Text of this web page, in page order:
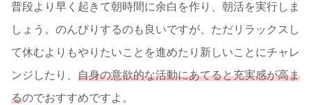
普段より早く起きて朝時間に余白を作り、朝活を実行しま
しょう。のんびりするのも良いですが、ただリラックスし
て休むよりもやりたいことを進めたり新しいことにチャレ
ンジしたり、 自身の意欲的な活動にあてると充実感が高ま
るのでおすすめですよ。